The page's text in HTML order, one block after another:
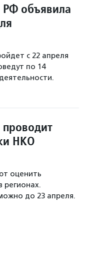
РФ объявила
с 22 апреля
по 14
НКО
оценить
регионах.
до 23 апреля.